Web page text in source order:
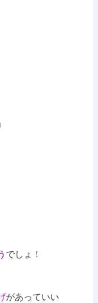
でしょ！
があっていい